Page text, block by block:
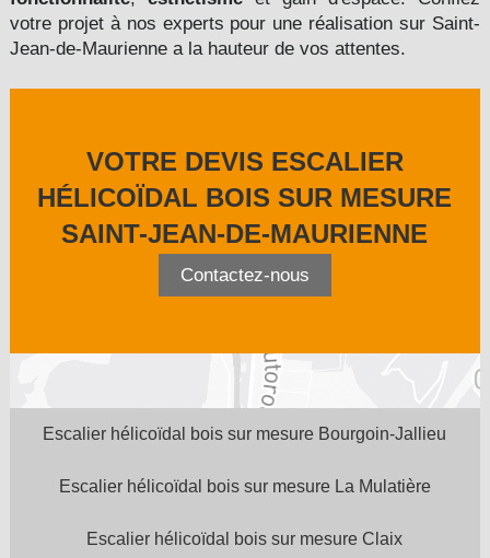
votre projet à nos experts pour une réalisation sur Saint-
Jean-de-Maurienne a la hauteur de vos attentes.
VOTRE DEVIS ESCALIER
HÉLICOÏDAL BOIS SUR MESURE
SAINT-JEAN-DE-MAURIENNE
Contactez-nous
Escalier hélicoïdal bois sur mesure Bourgoin-Jallieu
Escalier hélicoïdal bois sur mesure La Mulatière
Escalier hélicoïdal bois sur mesure Claix